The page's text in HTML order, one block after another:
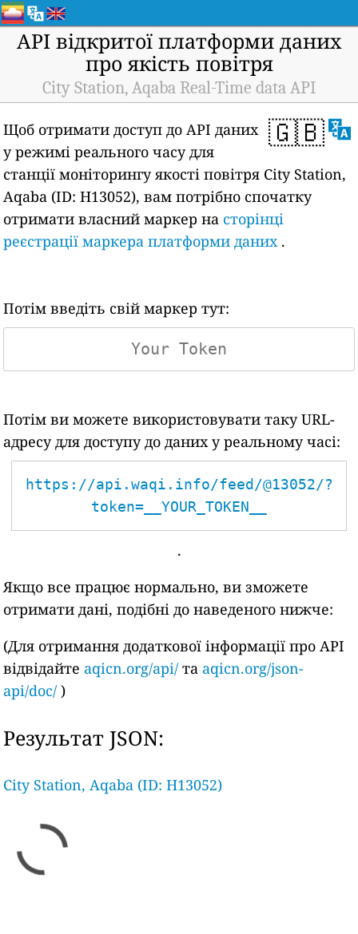
API відкритої платформи даних
про якість повітря
City Station, Aqaba Real-Time data API
🇬🇧
Щоб отримати доступ до API даних
у режимі реального часу для
станції моніторингу якості повітря City Station,
Aqaba (ID: H13052), вам потрібно спочатку
отримати власний маркер на сторінці
реєстрації маркера платформи даних.
Потім введіть свій маркер тут:
Потім ви можете використовувати таку URL-
адресу для доступу до даних у реальному часі:
https://api.waqi.info/feed/@13052/?
token=__YOUR_TOKEN__
.
Якщо все працює нормально, ви зможете
отримати дані, подібні до наведеного нижче:
(Для отримання додаткової інформації про API
відвідайте aqicn.org/api/ та aqicn.org/json-
api/doc/ )
Результат JSON:
City Station, Aqaba (ID: H13052)